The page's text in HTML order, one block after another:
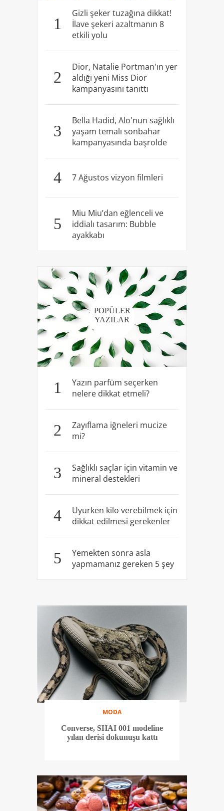
1
Gizli şeker tuzağına dikkat!
İlave şekeri azaltmanın 8
etkili yolu
2
Dior, Natalie Portman'ın yer
aldığı yeni Miss Dior
kampanyasını tanıttı
3
Bella Hadid, Alo'nun sağlıklı
yaşam temalı sonbahar
kampanyasında başrolde
4 7 Ağustos vizyon filmleri
5
Miu Miu’dan eğlenceli ve
iddialı tasarım: Bubble
ayakkabı
POPÜLER
YAZILAR
1
Yazın parfüm seçerken
nelere dikkat etmeli?
2
Zayıflama iğneleri mucize
mi?
3
Sağlıklı saçlar için vitamin ve
mineral destekleri
4
Uyurken kilo verebilmek için
dikkat edilmesi gerekenler
5
Yemekten sonra asla
yapmamanız gereken 5 şey
MODA
Converse, SHAI 001 modeline
yılan derisi dokunuşu kattı